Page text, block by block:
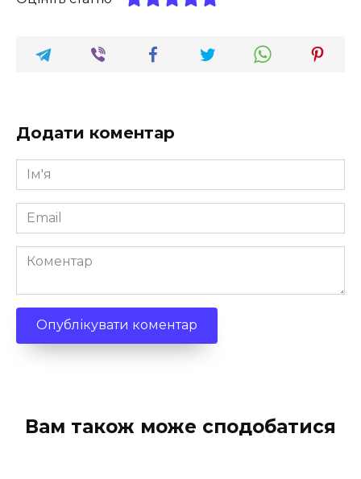
Додати коментар
Ім'я
*
Email
*
Коментар
Вам також може сподобатися